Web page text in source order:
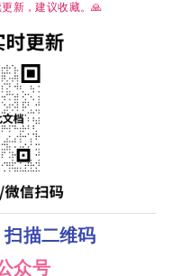
新，建议收藏。🙏
描二维码
众号